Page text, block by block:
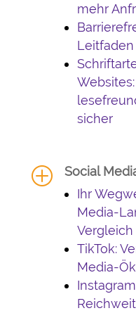
mehr
sicher
P
Social
Ihr
Media-
TikTok:
Media-